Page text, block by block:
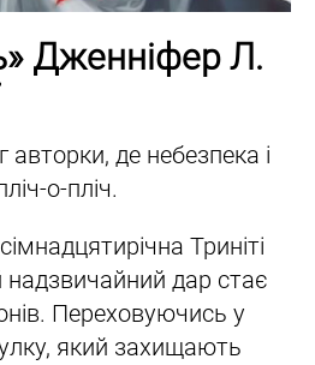
Дженніфер Л.
авторки, де небезпека і
о-пліч.
Триніті
надзвичайний дар стає
Переховуючись у
який захищають